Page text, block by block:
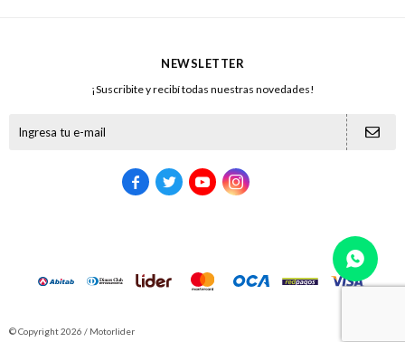
NEWSLETTER
¡Suscribite y recibí todas nuestras novedades!
   
© Copyright 2026 / Motorlider